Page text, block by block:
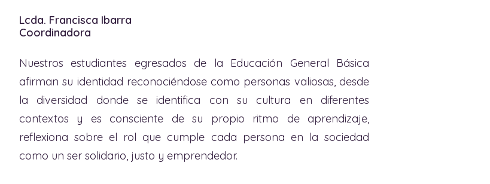
Lcda. Francisca Ibarra
Coordinadora
Nuestros estudiantes egresados de la Educación General Básica
afirman su identidad reconociéndose como personas valiosas, desde
la diversidad donde se identifica con su cultura en diferentes
contextos y es consciente de su propio ritmo de aprendizaje,
reflexiona sobre el rol que cumple cada persona en la sociedad
como un ser solidario, justo y emprendedor.